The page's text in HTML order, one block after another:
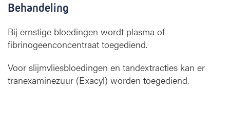
Behandeling
Bij ernstige bloedingen wordt plasma of
fibrinogeenconcentraat toegediend.
Voor slijmvliesbloedingen en tandextracties kan er
tranexaminezuur (Exacyl) worden toegediend.